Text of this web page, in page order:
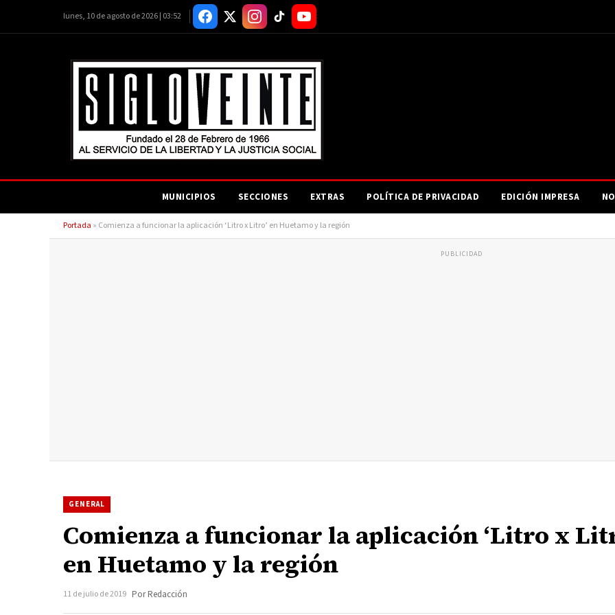
lunes, 10 de agosto de 2026 | 03:52
MUNICIPIOS SECCIONES EXTRAS POLÍTICA DE PRIVACIDAD EDICIÓN IMPRESA
Portada » Comienza a funcionar la aplicación ‘Litro x Litro’ en Huetamo y la región
PUBLICIDAD
GENERAL
Comienza a funcionar la aplicación ‘Litro x
en Huetamo y la región
11 de julio de 2019 Por Redacción